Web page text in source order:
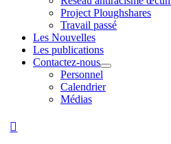
Project Ploughshares
Travail passé
Les Nouvelles
Les publications
Contactez-nous
Personnel
Calendrier
Médias